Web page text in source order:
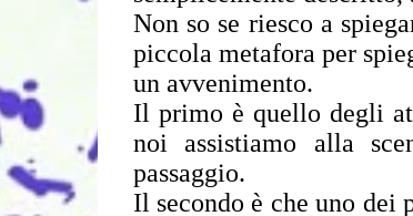
Non so se riesco a
piccola metafora per
un avvenimento.
Il primo è quello degli
noi assistiamo alla
passaggio.
Il secondo è che uno dei